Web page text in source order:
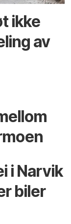
ikke
av
i Narvik
biler